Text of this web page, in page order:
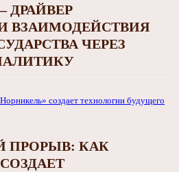
ДРАЙВЕР
ВЗАИМОДЕЙСТВИЯ
ЧЕРЕЗ
ПРОРЫВ: КАК